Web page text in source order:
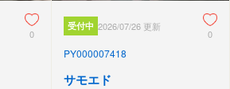
0
受付中 2026/07/26 更新
0
PY000007418
サモエド